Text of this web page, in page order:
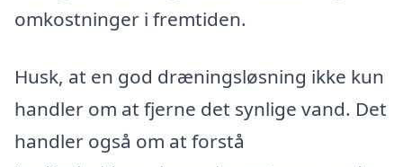
omkostninger i fremtiden.
Husk, at en god dræningsløsning ikke kun
handler om at fjerne det synlige vand. Det
handler også om at forstå